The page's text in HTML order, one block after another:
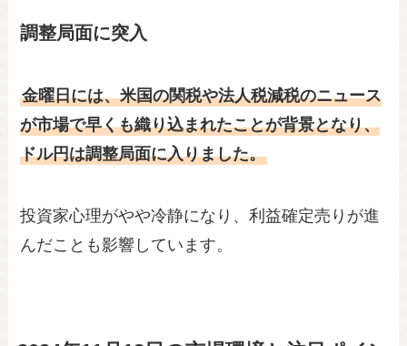
調整局面に突入
金曜日には、米国の関税や法人税減税のニュース
が市場で早くも織り込まれたことが背景となり、
ドル円は調整局面に入りました。
投資家心理がやや冷静になり、利益確定売りが進
んだことも影響しています。